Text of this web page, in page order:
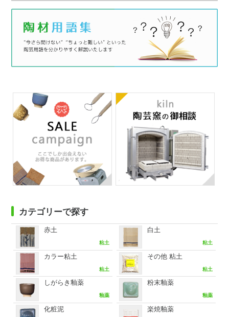
カテゴリーで探す
赤土
粘土
白土
粘土
カラー粘土
粘土
その他 粘土
粘土
しがらき釉薬
釉薬
粉末釉薬
釉薬
化粧泥 楽焼釉薬